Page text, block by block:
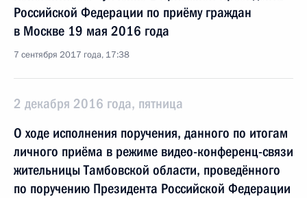
Российской Федерации по приёму граждан
в Москве 19 мая 2016 года
7 сентября 2017 года, 17:38
2 декабря 2016 года, пятница
О ходе исполнения поручения, данного по итогам
личного приёма в режиме видео-конференц-связи
жительницы Тамбовской области, проведённого
по поручению Президента Российской Федерации